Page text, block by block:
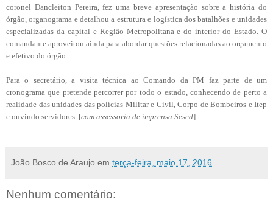
coronel Dancleiton Pereira, fez uma breve apresentação sobre a história do
órgão, organograma e detalhou a estrutura e logística dos batalhões e unidades
especializadas da capital e Região Metropolitana e do interior do Estado. O
comandante aproveitou ainda para abordar questões relacionadas ao orçamento
e efetivo do órgão.
Para o secretário, a visita técnica ao Comando da PM faz parte de um
cronograma que pretende percorrer por todo o estado, conhecendo de perto a
realidade das unidades das polícias Militar e Civil, Corpo de Bombeiros e Itep
e ouvindo servidores. [com assessoria de imprensa Sesed]
João Bosco de Araujo em terça-feira, maio 17, 2016
Nenhum comentário: